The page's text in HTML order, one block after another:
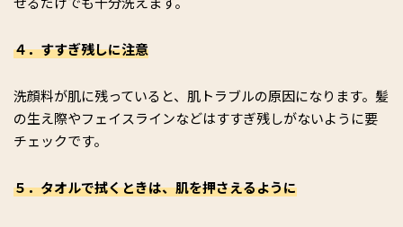
４．すすぎ残しに注意
洗顔料が肌に残っていると、肌トラブルの原因になります。髪
の生え際やフェイスラインなどはすすぎ残しがないように要
チェックです。
５．タオルで拭くときは、肌を押さえるように